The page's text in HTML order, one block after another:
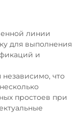
линии
для выполнения
и
независимо, что
простоев при